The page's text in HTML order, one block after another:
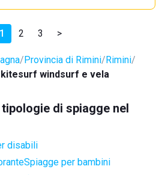
1 2 3 >
Provincia di Rimini Rimini
windsurf e vela
di spiagge nel
disabili
Spiagge per bambini